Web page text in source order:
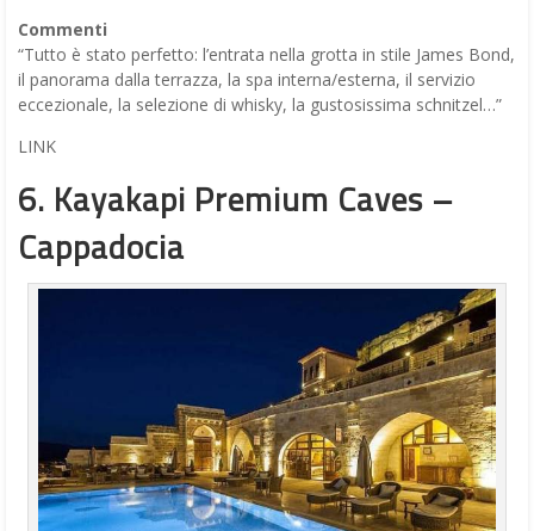
Commenti
“Tutto è stato perfetto: l’entrata nella grotta in stile James Bond,
il panorama dalla terrazza, la spa interna/esterna, il servizio
eccezionale, la selezione di whisky, la gustosissima schnitzel…”
LINK
6. Kayakapi Premium Caves –
Cappadocia